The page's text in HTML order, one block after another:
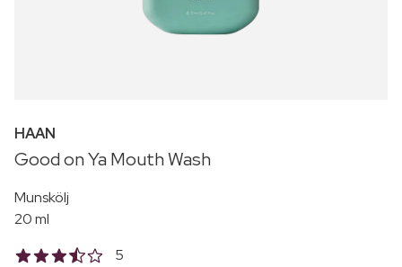
HAAN
Good on Ya Mouth Wash
Munskölj
20 ml
5